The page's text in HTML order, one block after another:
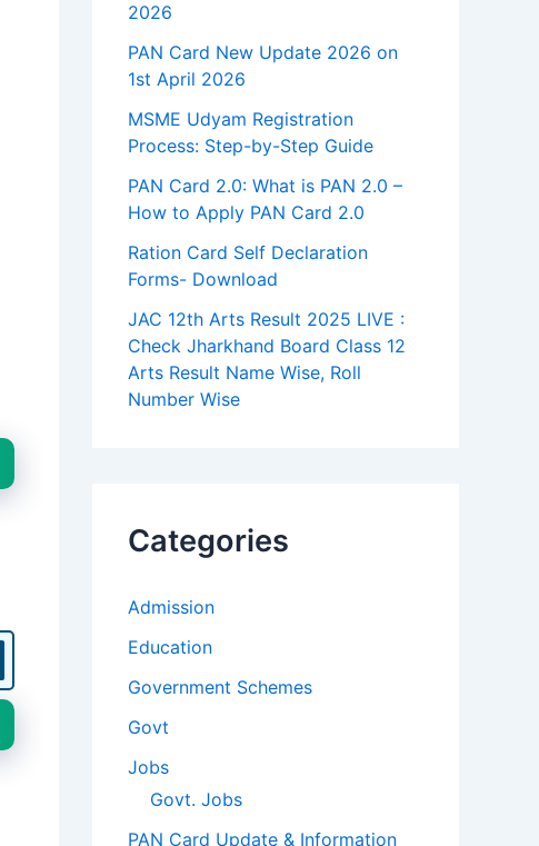
2026
PAN Card New Update 2026 on
1st April 2026
MSME Udyam Registration
Process: Step-by-Step Guide
PAN Card 2.0: What is PAN 2.0 –
How to Apply PAN Card 2.0
Ration Card Self Declaration
Forms- Download
JAC 12th Arts Result 2025 LIVE :
Check Jharkhand Board Class 12
Arts Result Name Wise, Roll
Number Wise
Categories
Admission
Education
Government Schemes
Govt
Jobs
Govt. Jobs
PAN Card Update & Information